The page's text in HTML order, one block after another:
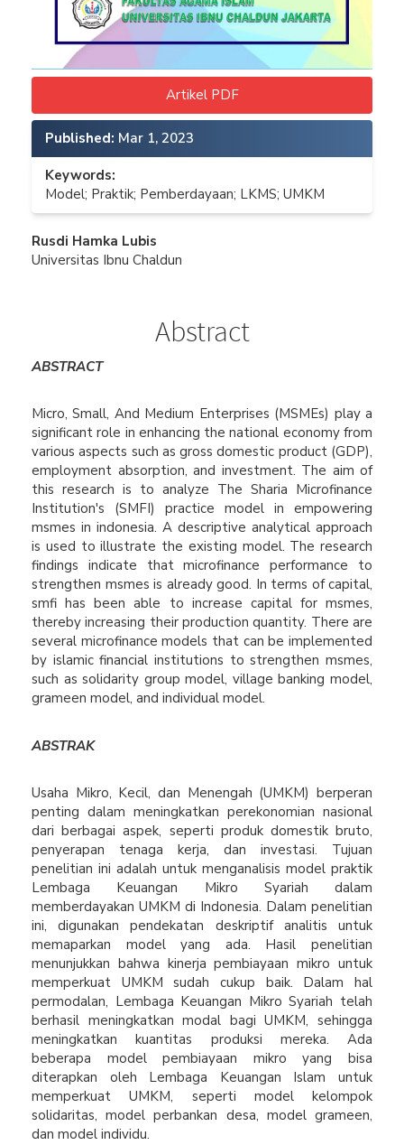
Artikel PDF
Published: Mar 1, 2023
Keywords:
Model; Praktik; Pemberdayaan; LKMS; UMKM
Main
Rusdi Hamka Lubis
Universitas Ibnu Chaldun
Abstract
ABSTRACT
Micro, Small, And Medium Enterprises (MSMEs) play a
significant role in enhancing the national economy from
various aspects such as gross domestic product (GDP),
employment absorption, and investment. The aim of
this research is to analyze The Sharia Microfinance
Institution's (SMFI) practice model in empowering
msmes in indonesia. A descriptive analytical approach
is used to illustrate the existing model. The research
findings indicate that microfinance performance to
strengthen msmes is already good. In terms of capital,
smfi has been able to increase capital for msmes,
thereby increasing their production quantity. There are
several microfinance models that can be implemented
by islamic financial institutions to strengthen msmes,
such as solidarity group model, village banking model,
grameen model, and individual model.
ABSTRAK
Usaha Mikro, Kecil, dan Menengah (UMKM) berperan
penting dalam meningkatkan perekonomian nasional
dari berbagai aspek, seperti produk domestik bruto,
penyerapan tenaga kerja, dan investasi. Tujuan
penelitian ini adalah untuk menganalisis model praktik
Lembaga Keuangan Mikro Syariah dalam
memberdayakan UMKM di Indonesia. Dalam penelitian
ini, digunakan pendekatan deskriptif analitis untuk
memaparkan model yang ada. Hasil penelitian
menunjukkan bahwa kinerja pembiayaan mikro untuk
memperkuat UMKM sudah cukup baik. Dalam hal
permodalan, Lembaga Keuangan Mikro Syariah telah
berhasil meningkatkan modal bagi UMKM, sehingga
meningkatkan kuantitas produksi mereka. Ada
beberapa model pembiayaan mikro yang bisa
diterapkan oleh Lembaga Keuangan Islam untuk
memperkuat UMKM, seperti model kelompok
solidaritas, model perbankan desa, model grameen,
dan model individu.